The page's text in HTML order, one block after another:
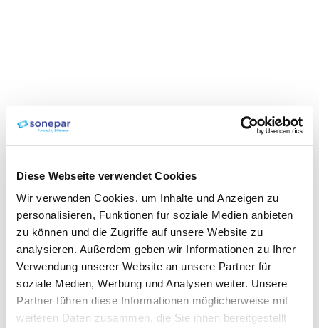
Diese Webseite verwendet Cookies
Wir verwenden Cookies, um Inhalte und Anzeigen zu
personalisieren, Funktionen für soziale Medien anbieten
zu können und die Zugriffe auf unsere Website zu
analysieren. Außerdem geben wir Informationen zu Ihrer
Verwendung unserer Website an unsere Partner für
soziale Medien, Werbung und Analysen weiter. Unsere
Partner führen diese Informationen möglicherweise mit
weiteren Daten zusammen, die Sie ihnen bereitgestellt